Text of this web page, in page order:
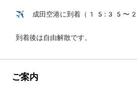
✈️ 成田空港に到着（15:35〜
到着後は自由解散です。
ご案内